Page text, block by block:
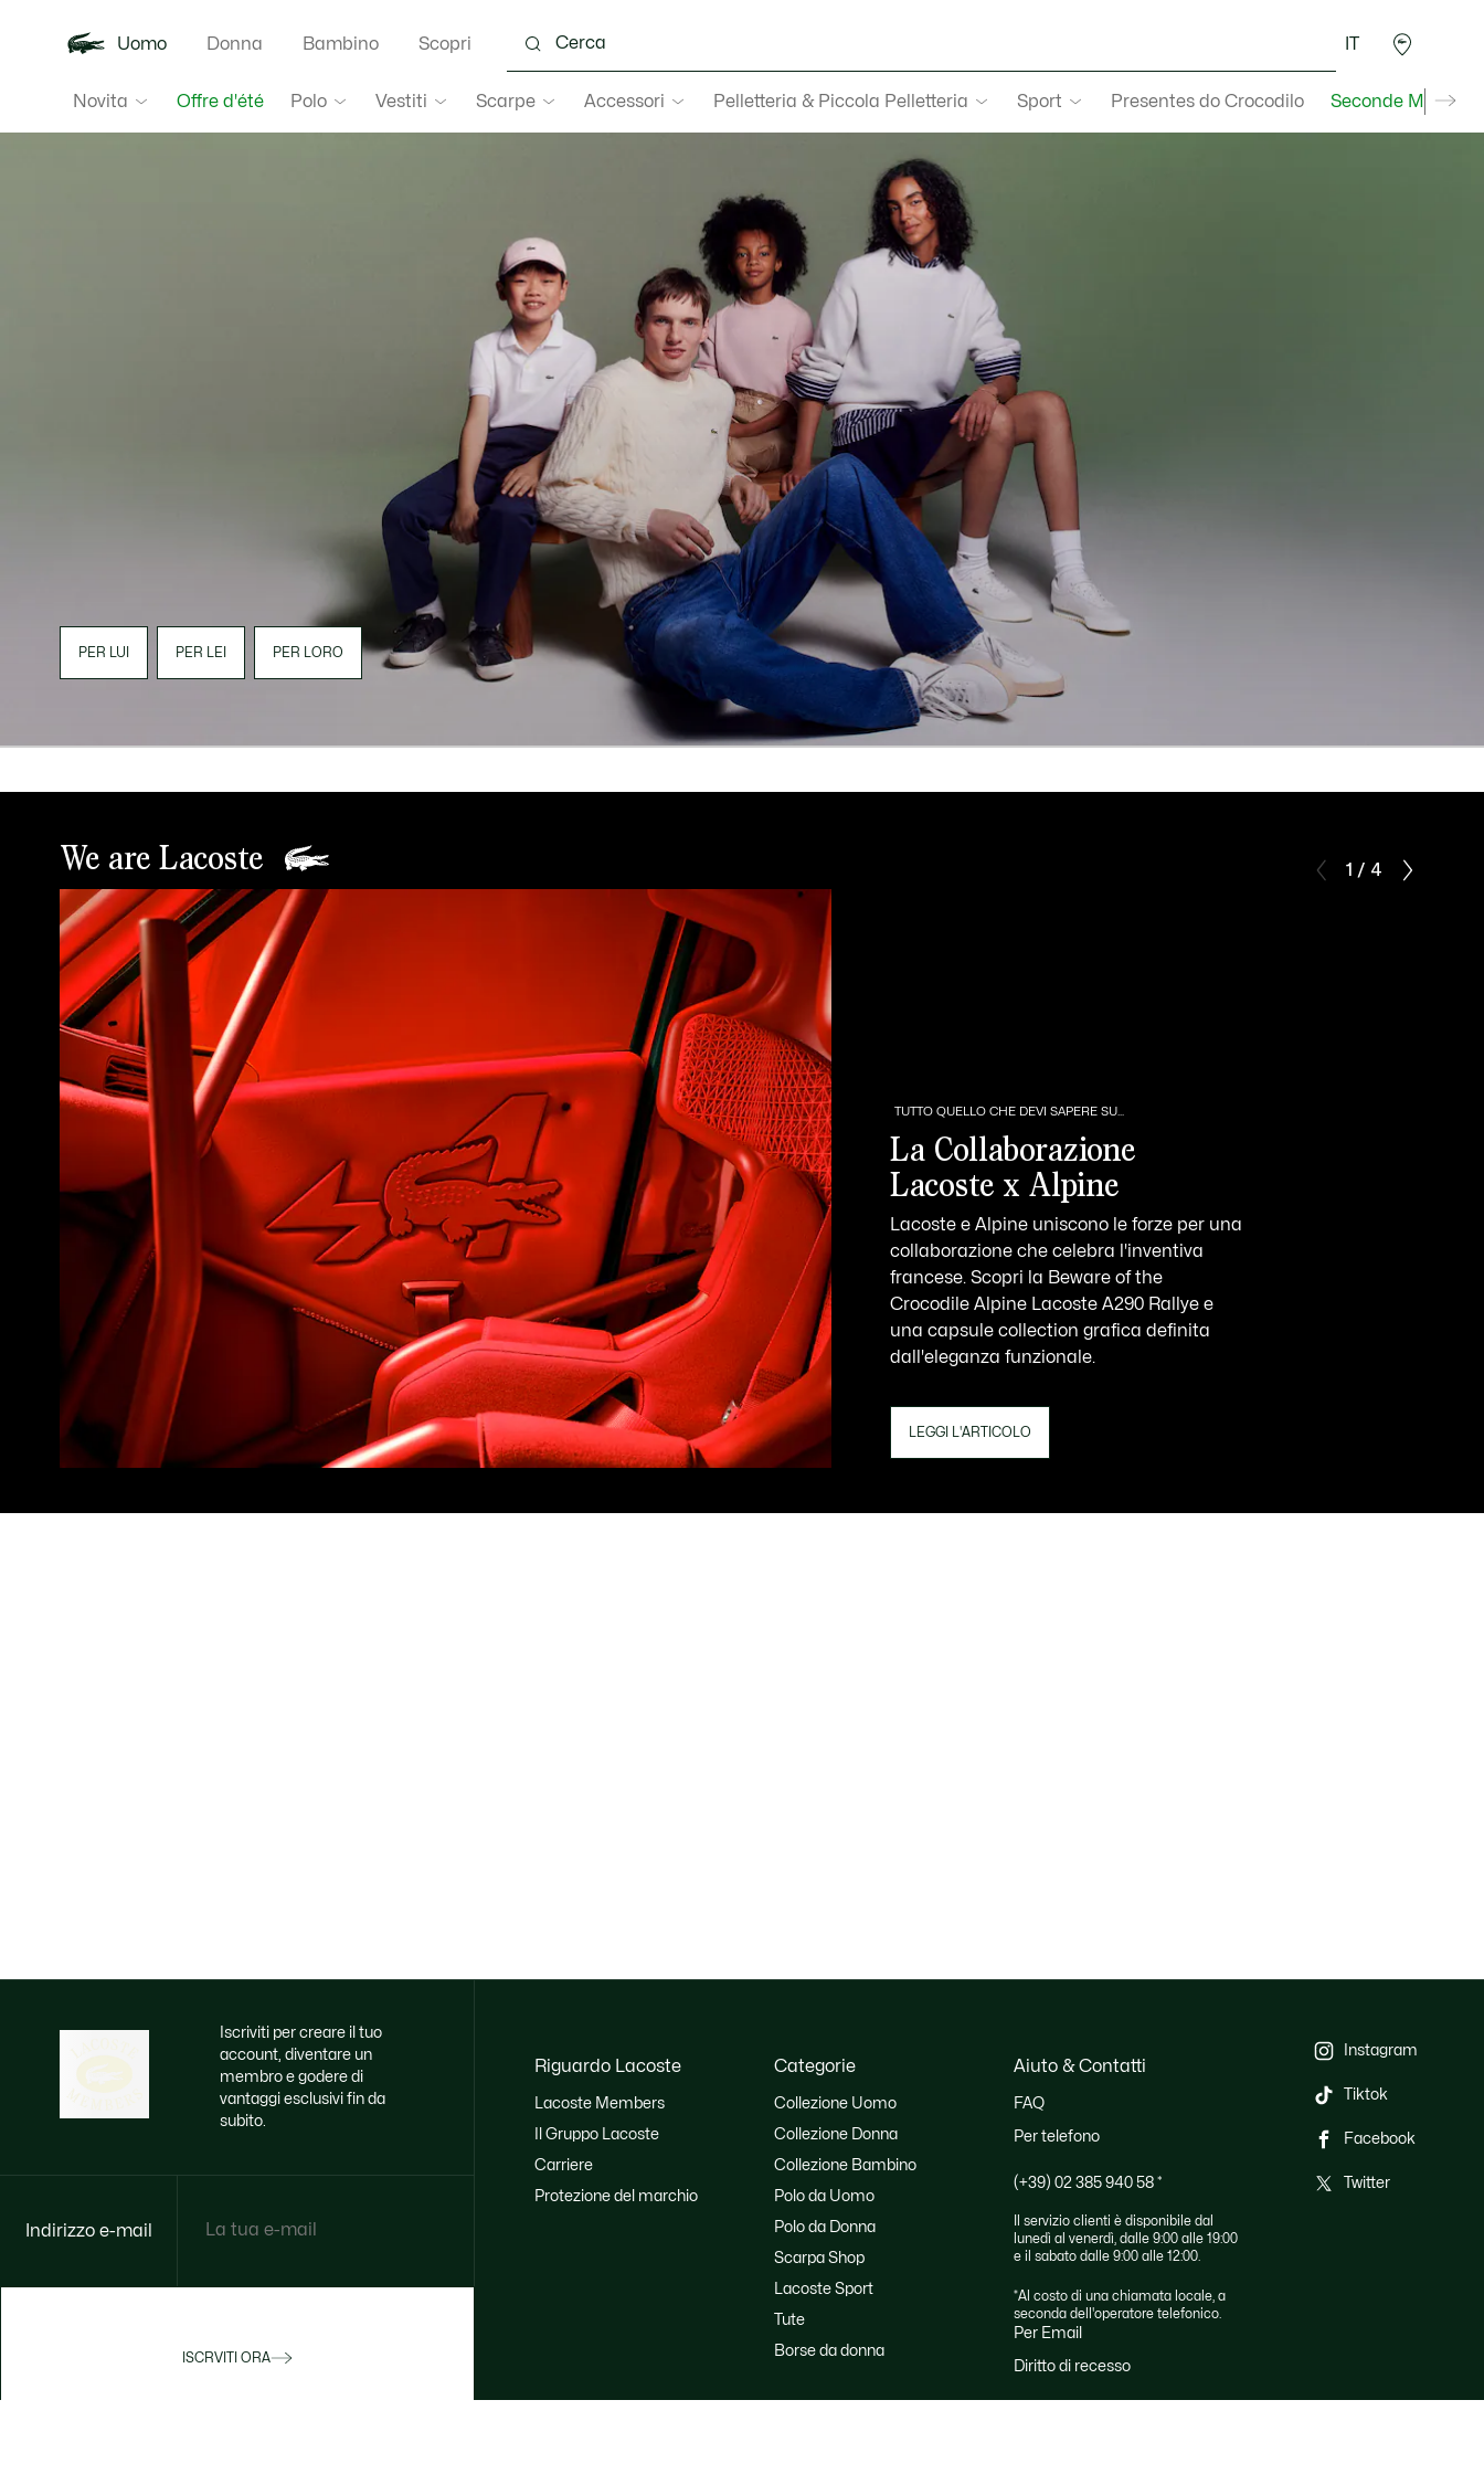
Uomo
Novita Offre d'été Polo Vestiti Scarpe Accessori Pelletteria & Piccola Pelletteria Sport Presentes do Crocodilo Seconde Main
Donna Bambino Scopri IT
PER LUI PER LEI PER LORO
1 / 4
We are Lacoste
TUTTO QUELLO CHE DEVI SAPERE SU...
La Collaborazione
Lacoste x Alpine
Lacoste e Alpine uniscono le forze per una
collaborazione che celebra l'inventiva
francese. Scopri la Beware of the
Crocodile Alpine Lacoste A290 Rallye e
una capsule collection grafica definita
dall'eleganza funzionale.
LEGGI L'ARTICOLO
Iscriviti per creare il tuo
account, diventare un
membro e godere di
vantaggi esclusivi fin da
subito.
Indirizzo e-mail
ISCRVITI ORA
Riguardo Lacoste
Lacoste Members
Il Gruppo Lacoste
Carriere
Protezione del marchio
Categorie
Collezione Uomo
Collezione Donna
Collezione Bambino
Polo da Uomo
Polo da Donna
Scarpa Shop
Lacoste Sport
Tute
Borse da donna
Aiuto & Contatti
FAQ
Per telefono
(+39) 02 385 940 58 *
Il servizio clienti è disponibile dal
lunedì al venerdì, dalle 9:00 alle 19:00
e il sabato dalle 9:00 alle 12:00.
*Al costo di una chiamata locale, a
seconda dell'operatore telefonico.
Per Email
Diritto di recesso
Instagram
Tiktok
Facebook
Twitter